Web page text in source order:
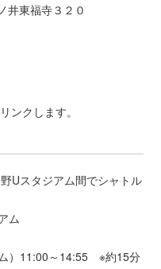
井東福寺３２０
ンクします。
Uスタジアム間でシャトル
ム
）11:00～14:55 ※約15分